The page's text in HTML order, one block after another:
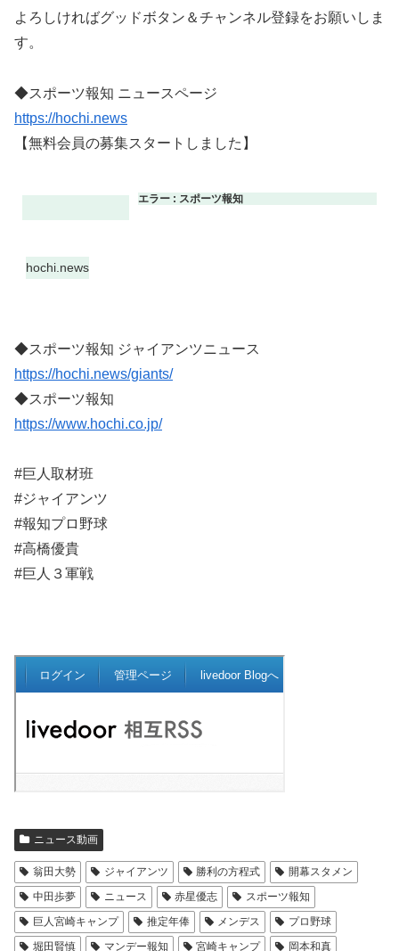
よろしければグッドボタン＆チャンネル登録をお願いしま
す。
◆スポーツ報知 ニュースページ
https://hochi.news
【無料会員の募集スタートしました】
エラー : スポーツ報知
hochi.news
◆スポーツ報知 ジャイアンツニュース
https://hochi.news/giants/
◆スポーツ報知
https://www.hochi.co.jp/
#巨人取材班
#ジャイアンツ
#報知プロ野球
#高橋優貴
#巨人３軍戦
ニュース動画
翁田大勢 ジャイアンツ 勝利の方程式
開幕スタメン
中田歩夢
ニュース 赤星優志
スポーツ報知
巨人宮崎キャンプ
推定年俸 メンデス
プロ野球
堀田賢慎
マンデー報知 宮崎キャンプ
岡本和真